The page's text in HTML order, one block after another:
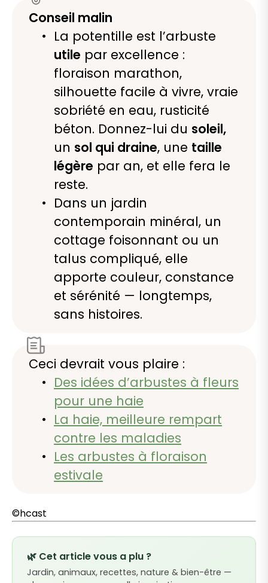
Conseil malin
La potentille est l’arbuste
utile par excellence :
floraison marathon,
silhouette facile à vivre, vraie
sobriété en eau, rusticité
béton. Donnez-lui du soleil,
un sol qui draine, une taille
légère par an, et elle fera le
reste.
Dans un jardin
contemporain minéral, un
cottage foisonnant ou un
talus compliqué, elle
apporte couleur, constance
et sérénité — longtemps,
sans histoires.
Ceci devrait vous plaire :
Des idées d’arbustes à fleurs
pour une haie
La haie, meilleure rempart
contre les maladies
Les arbustes à floraison
estivale
©hcast
🌿 Cet article vous a plu ?
Jardin, animaux, recettes, nature & bien-être —